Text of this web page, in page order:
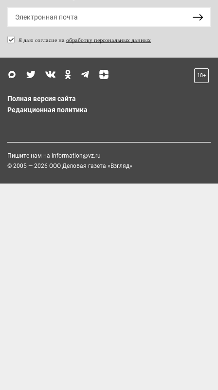
Я даю согласие на обработку персональных данных
18+
Полная версия сайта
Редакционная политика
Пишите нам на information@vz.ru
© 2005 — 2026 ООО Деловая газета «Взгляд»